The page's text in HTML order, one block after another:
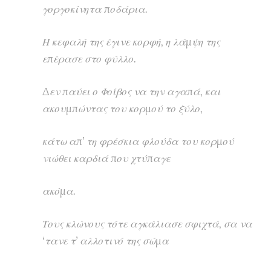
γοργοκίνητα ποδάρια.
Η κεφαλή της έγινε κορφή, η λάμψη της
επέρασε στο φύλλο.
Δεν παύει ο Φοίβος να την αγαπά, και
ακουμπώντας του κορμού το ξύλο,
κάτω απ’ τη φρέσκια φλούδα του κορμού
νιώθει καρδιά που χτύπαγε
ακόμα.
Τους κλώνους τότε αγκάλιασε σφιχτά, σα να
‘τανε τ’ αλλοτινό της σώμα